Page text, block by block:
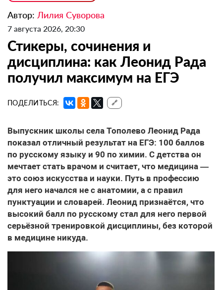
Автор: Лилия Суворова
7 августа 2026, 20:30
Стикеры, сочинения и
дисциплина: как Леонид Рада
получил максимум на ЕГЭ
ПОДЕЛИТЬСЯ: 🔗
Выпускник школы села Тополево Леонид Рада
показал отличный результат на ЕГЭ: 100 баллов
по русскому языку и 90 по химии. С детства он
мечтает стать врачом и считает, что медицина —
это союз искусства и науки. Путь в профессию
для него начался не с анатомии, а с правил
пунктуации и словарей. Леонид признаётся, что
высокий балл по русскому стал для него первой
серьёзной тренировкой дисциплины, без которой
в медицине никуда.